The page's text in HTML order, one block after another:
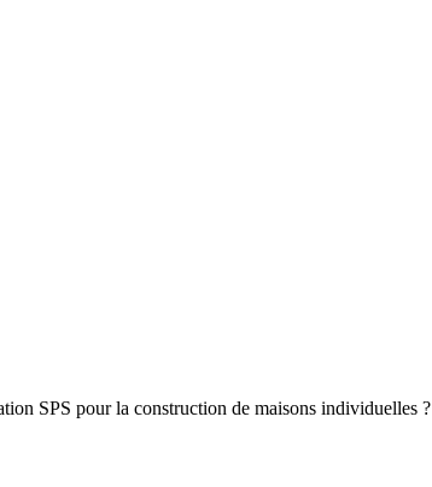
SPS pour la construction de maisons individuelles ?